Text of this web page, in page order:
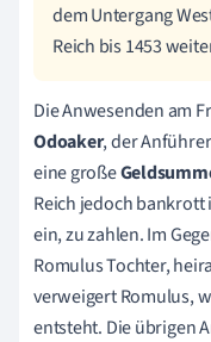
dem Untergang
Reich bis 1453
Die Anwesenden am
Odoaker, der
eine große
Reich jedoch
ein, zu zahlen. Im
Romulus Tochter,
verweigert Romulus,
entsteht. Die übrigen